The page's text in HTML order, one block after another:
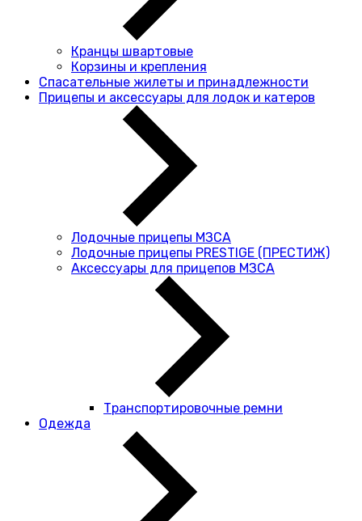
Кранцы швартовые
Корзины и крепления
Спасательные жилеты и принадлежности
Прицепы и аксессуары для лодок и катеров
Лодочные прицепы МЗСА
Лодочные прицепы PRESTIGE (ПРЕСТИЖ)
Аксессуары для прицепов МЗСА
Транспортировочные ремни
Одежда